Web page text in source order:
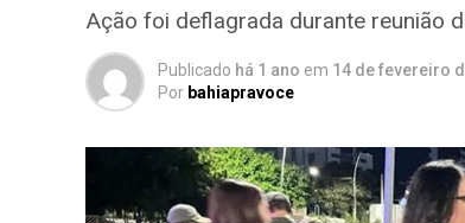
Ação foi deflagrada durante reunião
Publicado há 1 ano em 14 de fevereiro
Por bahiapravoce